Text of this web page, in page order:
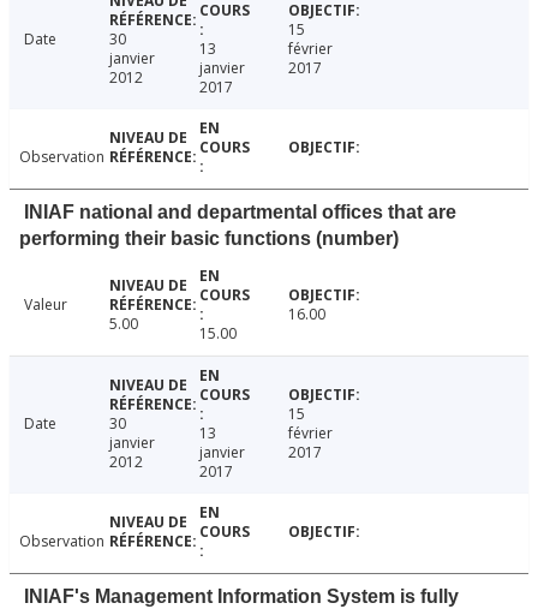
Date
30
janvier
2012
13
janvier
2017
15
février
2017
Observation
INIAF national and departmental offices that are
performing their basic functions (number)
Valeur
5.00
15.00
16.00
Date
30
janvier
2012
13
janvier
2017
15
février
2017
Observation
INIAF's Management Information System is fully